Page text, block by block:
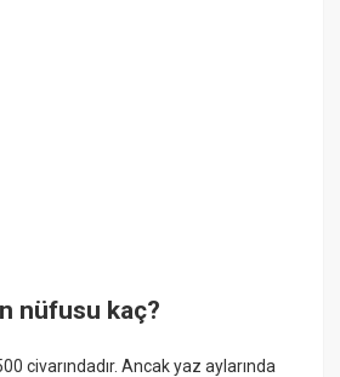
nüfusu kaç?
civarındadır. Ancak yaz aylarında